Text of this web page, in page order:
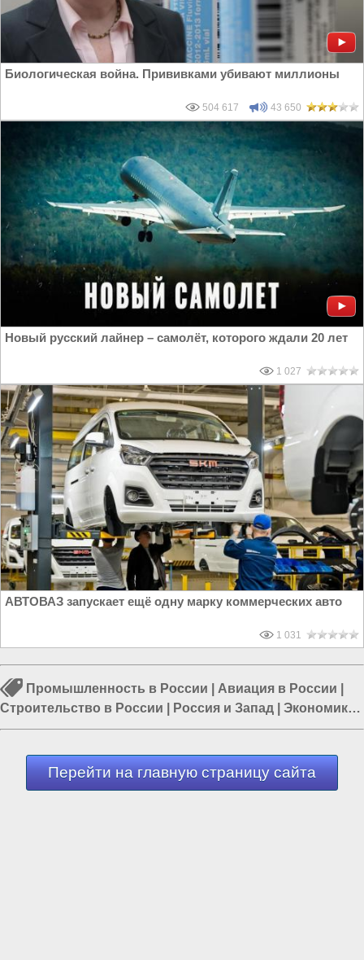
Биологическая война. Прививками убивают миллионы
504 617 43 650
Новый русский лайнер – самолёт, которого ждали 20 лет
1 027
АВТОВАЗ запускает ещё одну марку коммерческих авто
1 031
Промышленность в России Авиация в России
Строительство в России
Россия и Запад
Экономика
в России|Россия и Евразия|Строительство заводов
Перейти на главную страницу сайта